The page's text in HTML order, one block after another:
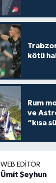
kötü
Rum
ve
“kısa
WEB EDITÖR
Ümit Şeyhun